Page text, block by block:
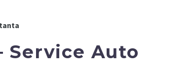
Service Auto